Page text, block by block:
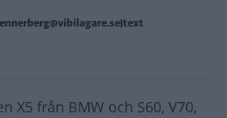
X5 från BMW och S60, V70,